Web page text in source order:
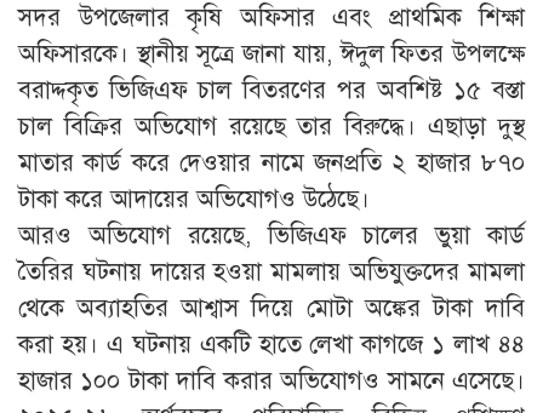
সদর উপজেলার কৃষি অফিসার এবং প্রাথমিক শিক্ষা
অফিসারকে। স্থানীয় সূত্রে জানা যায়, ঈদুল ফিতর উপলক্ষে
বরাদ্দকৃত ভিজিএফ চাল বিতরণের পর অবশিষ্ট ১৫ বস্তা
চাল বিক্রির অভিযোগ রয়েছে তার বিরুদ্ধে। এছাড়া দুস্থ
মাতার কার্ড করে দেওয়ার নামে জনপ্রতি ২ হাজার ৮৭০
টাকা করে আদায়ের অভিযোগও উঠেছে।
আরও অভিযোগ রয়েছে, ভিজিএফ চালের ভুয়া কার্ড
তৈরির ঘটনায় দায়ের হওয়া মামলায় অভিযুক্তদের মামলা
থেকে অব্যাহতির আশ্বাস দিয়ে মোটা অঙ্কের টাকা দাবি
করা হয়। এ ঘটনায় একটি হাতে লেখা কাগজে ১ লাখ ৪৪
হাজার ১০০ টাকা দাবি করার অভিযোগও সামনে এসেছে।